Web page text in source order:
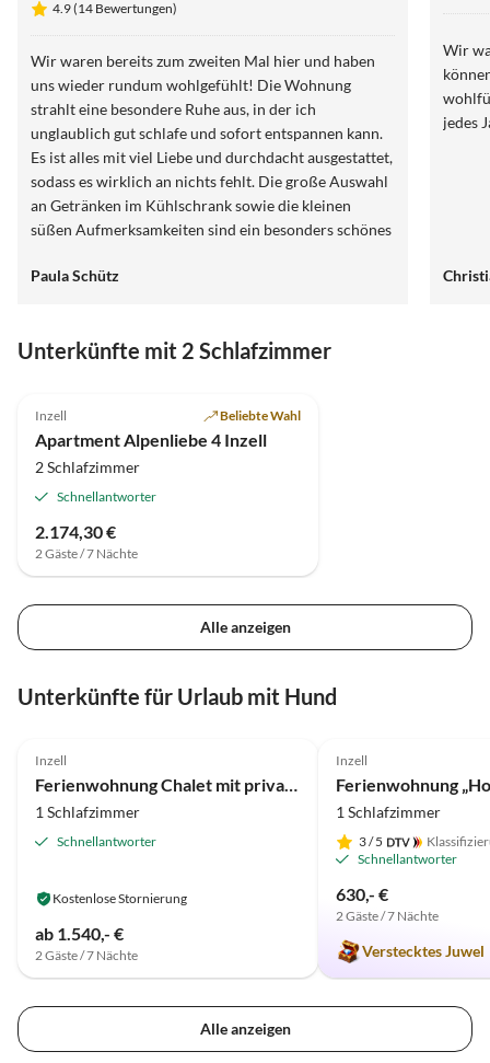
4.9 (14 Bewertungen)
Wir waren bereits zum zweiten Mal hier und haben
uns wieder rundum wohlgefühlt! Die Wohnung
strahlt eine besondere Ruhe aus, in der ich
unglaublich gut schlafe und sofort entspannen kann.
Es ist alles mit viel Liebe und durchdacht ausgestattet,
sodass es wirklich an nichts fehlt. Die große Auswahl
an Getränken im Kühlschrank sowie die kleinen
süßen Aufmerksamkeiten sind ein besonders schönes
total begeistert und den Aufenthalt perfekt gemacht.
tanken. Wir kommen sehr gerne wieder!
Paula Schütz
Wir
jedes
Unterkünfte mit 2 Schlafzimmer
Inzell Beliebte Wahl
Apartment Alpenliebe 4 Inzell
2 Schlafzimmer
Schnellantworter
2.174,30 €
2 Gäste / 7 Nächte
Alle anzeigen
Unterkünfte für Urlaub mit Hund
Inzell
Ferienwohnung Chalet mit privatem Spa
1 Schlafzimmer
Schnellantworter
Kostenlose Stornierung
ab 1.540,- €
2 Gäste / 7 Nächte
Inzell
1 Schlafzimmer
3/ 5
Schnellantworter
630,- €
2 Gäste / 7 Nächte
Verstecktes Juwel
Alle anzeigen